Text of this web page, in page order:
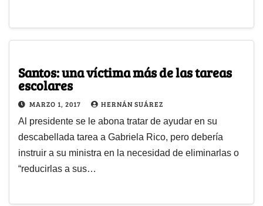
Santos: una víctima más de las tareas
escolares
MARZO 1, 2017 HERNÁN SUÁREZ
Al presidente se le abona tratar de ayudar en su
descabellada tarea a Gabriela Rico, pero debería
instruir a su ministra en la necesidad de eliminarlas o
“reducirlas a sus…